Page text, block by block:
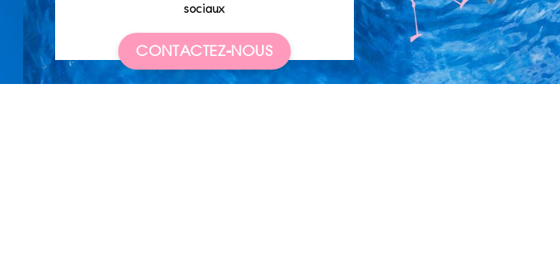
sociaux
CONTACTEZ-NOUS